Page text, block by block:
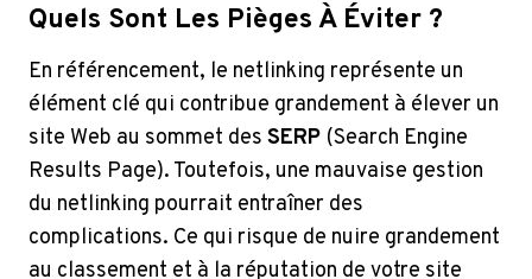
Quels Sont Les Pièges À Éviter ?
En référencement, le netlinking représente un
élément clé qui contribue grandement à élever un
site Web au sommet des SERP (Search Engine
Results Page). Toutefois, une mauvaise gestion
du netlinking pourrait entraîner des
complications. Ce qui risque de nuire grandement
au classement et à la réputation de votre site